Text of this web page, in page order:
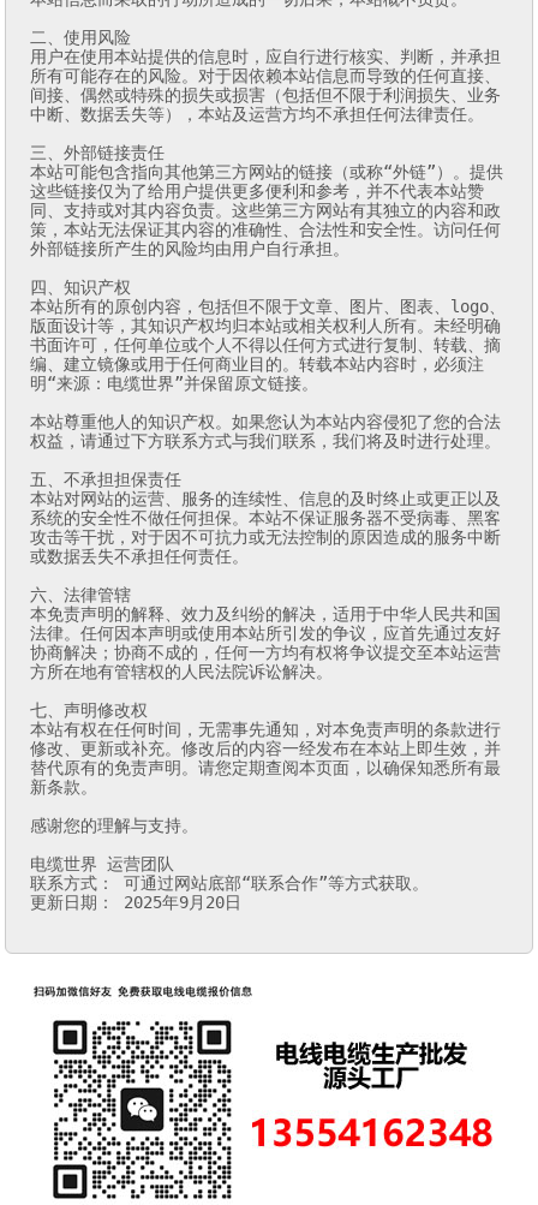
二、使用风险
用户在使用本站提供的信息时，应自行进行核实、判断，并承担
所有可能存在的风险。对于因依赖本站信息而导致的任何直接、
间接、偶然或特殊的损失或损害（包括但不限于利润损失、业务
中断、数据丢失等），本站及运营方均不承担任何法律责任。
三、外部链接责任
本站可能包含指向其他第三方网站的链接（或称“外链”）。提供
这些链接仅为了给用户提供更多便利和参考，并不代表本站赞
同、支持或对其内容负责。这些第三方网站有其独立的内容和政
策，本站无法保证其内容的准确性、合法性和安全性。访问任何
外部链接所产生的风险均由用户自行承担。
四、知识产权
本站所有的原创内容，包括但不限于文章、图片、图表、logo、
版面设计等，其知识产权均归本站或相关权利人所有。未经明确
书面许可，任何单位或个人不得以任何方式进行复制、转载、摘
编、建立镜像或用于任何商业目的。转载本站内容时，必须注
明“来源：电缆世界”并保留原文链接。
本站尊重他人的知识产权。如果您认为本站内容侵犯了您的合法
权益，请通过下方联系方式与我们联系，我们将及时进行处理。
五、不承担担保责任
本站对网站的运营、服务的连续性、信息的及时终止或更正以及
系统的安全性不做任何担保。本站不保证服务器不受病毒、黑客
攻击等干扰，对于因不可抗力或无法控制的原因造成的服务中断
或数据丢失不承担任何责任。
六、法律管辖
本免责声明的解释、效力及纠纷的解决，适用于中华人民共和国
法律。任何因本声明或使用本站所引发的争议，应首先通过友好
协商解决；协商不成的，任何一方均有权将争议提交至本站运营
方所在地有管辖权的人民法院诉讼解决。
七、声明修改权
本站有权在任何时间，无需事先通知，对本免责声明的条款进行
修改、更新或补充。修改后的内容一经发布在本站上即生效，并
替代原有的免责声明。请您定期查阅本页面，以确保知悉所有最
新条款。
感谢您的理解与支持。
电缆世界 运营团队
联系方式： 可通过网站底部“联系合作”等方式获取。
更新日期： 2025年9月20日